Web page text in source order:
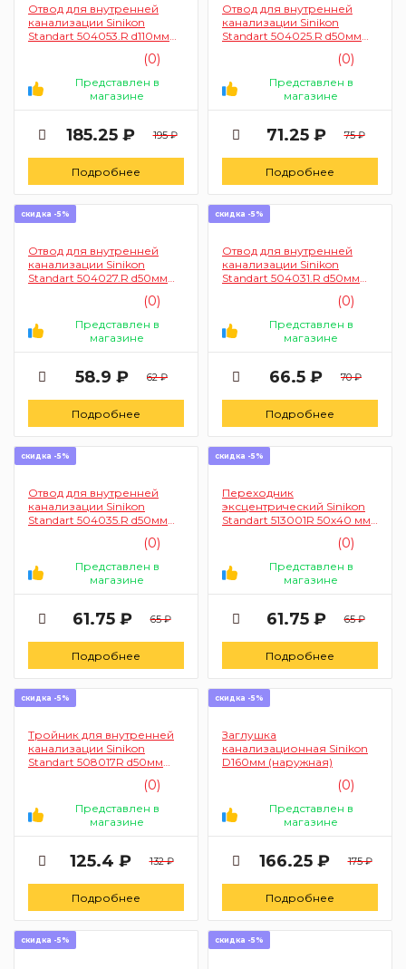
Отвод для внутренней
канализации Sinikon
Standart 504053.R d110мм
(0)
Представлен в
магазине
185.25 ₽ 195 ₽
Подробнее
Отвод для внутренней
канализации Sinikon
Standart 504025.R d50мм
(0)
Представлен в
магазине
71.25 ₽ 75 ₽
Подробнее
скидка -5%
Отвод для внутренней
канализации Sinikon
Standart 504027.R d50мм
(0)
Представлен в
магазине
58.9 ₽ 62 ₽
Подробнее
скидка -5%
Отвод для внутренней
канализации Sinikon
Standart 504031.R d50мм
(0)
Представлен в
магазине
66.5 ₽ 70 ₽
Подробнее
скидка -5%
Отвод для внутренней
канализации Sinikon
Standart 504035.R d50мм
(0)
Представлен в
магазине
61.75 ₽ 65 ₽
Подробнее
скидка -5%
Переходник
эксцентрический Sinikon
Standart 513001R 50х40 мм
(0)
Представлен в
магазине
61.75 ₽ 65 ₽
Подробнее
скидка -5%
Тройник для внутренней
канализации Sinikon
Standart 508017R d50мм
(0)
Представлен в
магазине
125.4 ₽ 132 ₽
Подробнее
скидка -5%
Заглушка
канализационная Sinikon
D160мм (наружная)
(0)
Представлен в
магазине
166.25 ₽ 175 ₽
Подробнее
скидка -5% скидка -5%